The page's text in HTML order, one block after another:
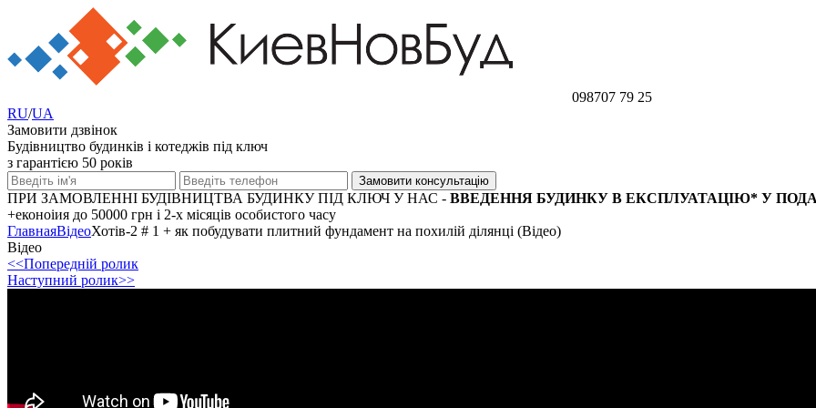
098707 79 25
RU/UA
Замовити дзвінок
Будівництво будинків і котеджів під ключ
з гарантією 50 років
ПРИ ЗАМОВЛЕННІ БУДІВНИЦТВА БУДИНКУ ПІД КЛЮЧ У НАС - ВВЕДЕННЯ БУДИНКУ В ЕКСПЛУАТАЦІЮ* У
+еконоіия до 50000 грн і 2-х місяців особистого часу
ГлавнаяВідеоХотів-2 # 1 + як побудувати плитний фундамент на похилій ділянці (Відео)
Відео
<<Попередній ролик
Наступний ролик>>